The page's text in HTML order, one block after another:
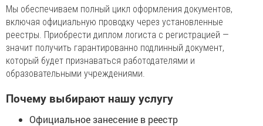
Мы обеспечиваем полный цикл оформления документов,
включая официальную проводку через установленные
реестры. Приобрести диплом логиста с регистрацией —
значит получить гарантированно подлинный документ,
который будет признаваться работодателями и
образовательными учреждениями.
Почему выбирают нашу услугу
Официальное занесение в реестр